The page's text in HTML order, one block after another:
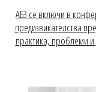
АБЗ се включи в
предизвикателства
практика, проблеми